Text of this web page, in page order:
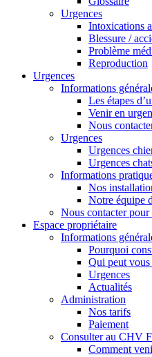
Urgences
Intoxications
Blessure /
Problème
Reproduction
Urgences
Informations
Les étapes
Venir en
Nous
Urgences
Urgences
Urgences
Informations
Nos
Notre équipe
Nous contacter pour
Espace propriétaire
Informations
Pourquoi
Qui peut
Urgences
Actualités
Administration
Nos tarifs
Paiement
Consulter au CHV
Comment